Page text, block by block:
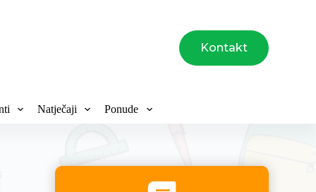
Kontakt
Natječaji Ponude